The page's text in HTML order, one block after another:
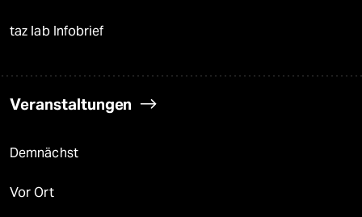
taz lab Infobrief
Veranstaltungen
Demnächst
Vor Ort